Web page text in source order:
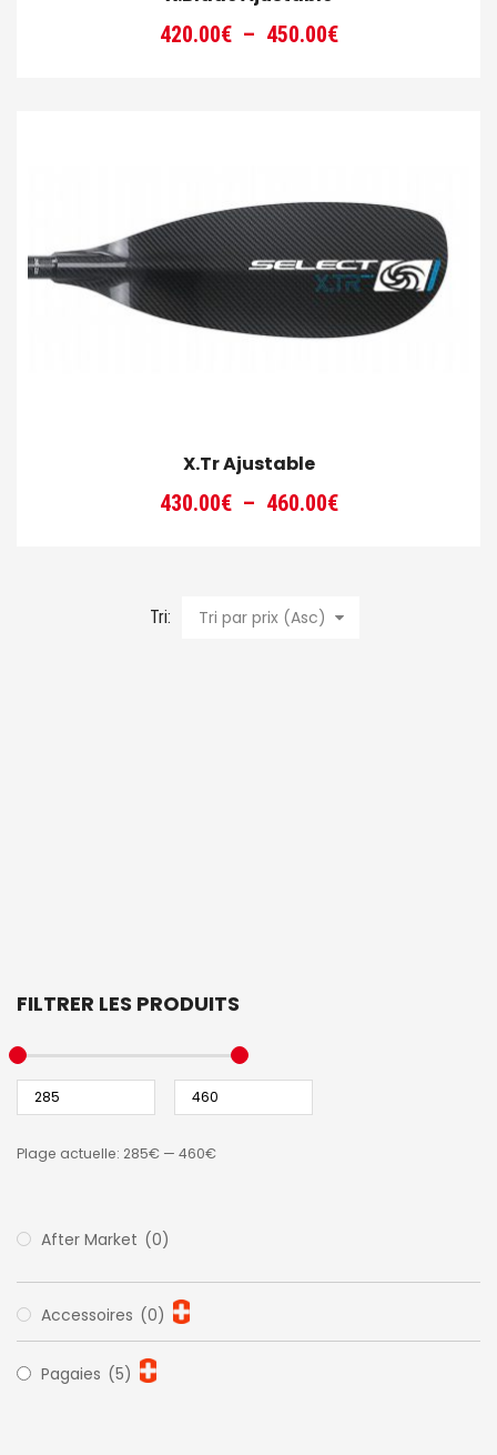
FILTRER LES PRODUITS
Plage actuelle: 285€ — 460€
After Market (0)
Accessoires (0)
Pagaies (5)
420.00€ – 450.00€Plage
X.Tr Ajustable
430.00€ – 460.00€Plage
Tri: Tri par prix (Asc)